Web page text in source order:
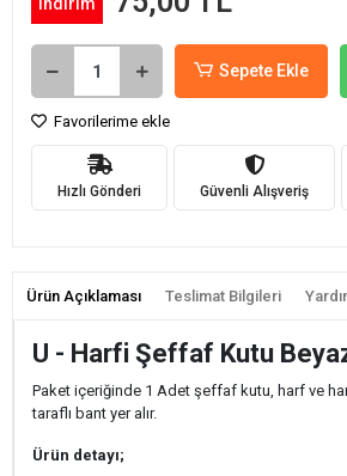
Sepete Ekle
Favorilerime ekle
Hızlı Gönderi Güvenli Alışveriş
Ürün Açıklaması Teslimat Bilgileri
U - Harfi Şeffaf Kutu
Paket içeriğinde 1 Adet şeffaf kutu, harf ve
taraflı bant yer alır.
Ürün detayı;